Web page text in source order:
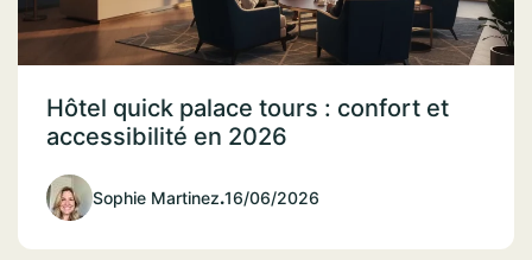
Hôtel quick palace tours : confort et
accessibilité en 2026
Sophie Martinez.16/06/2026